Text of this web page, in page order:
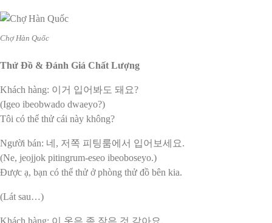
Chợ Hàn Quốc
Thử Đồ & Đánh Giá Chất Lượng
Khách hàng: 이거 입어봐도 돼요?
(Igeo ibeobwado dwaeyo?)
Tôi có thể thử cái này không?
Người bán: 네, 저쪽 피팅룸에서 입어보세요.
(Ne, jeojjok pitingrum-eseo ibeoboseyo.)
Được ạ, bạn có thể thử ở phòng thử đồ bên kia.
(Lát sau…)